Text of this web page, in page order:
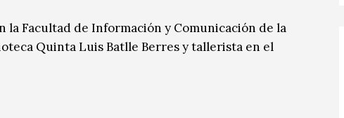
Facultad de Información y Comunicación de la
Quinta Luis Batlle Berres y tallerista en el